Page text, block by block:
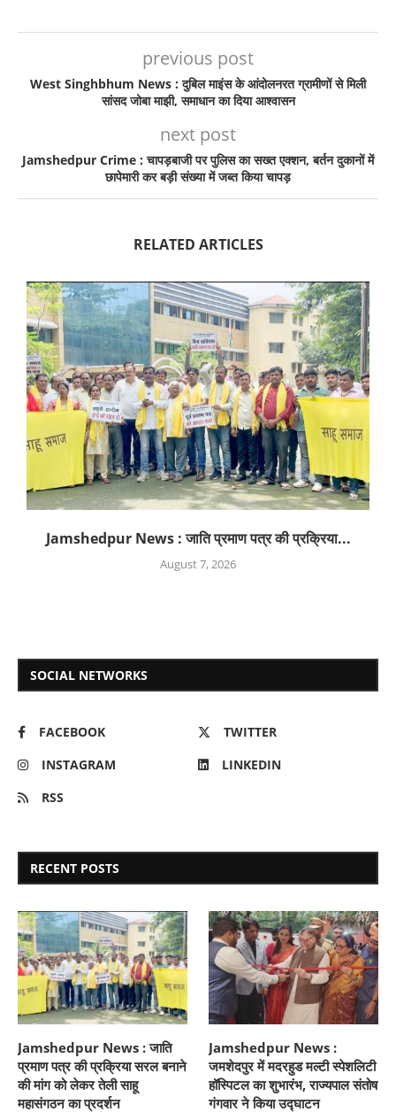
previous post
West Singhbhum News : दुबिल माइंस के आंदोलनरत ग्रामीणों से मिली
सांसद जोबा माझी, समाधान का दिया आश्वासन
next post
Jamshedpur Crime : चापड़बाजी पर पुलिस का सख्त एक्शन, बर्तन दुकानों में
छापेमारी कर बड़ी संख्या में जब्त किया चापड़
RELATED ARTICLES
Jamshedpur News : जाति प्रमाण पत्र की प्रक्रिया...
August 7, 2026
SOCIAL NETWORKS
FACEBOOK
TWITTER
INSTAGRAM
LINKEDIN
RSS
RECENT POSTS
Jamshedpur News : जाति
प्रमाण पत्र की प्रक्रिया सरल बनाने
की मांग को लेकर तेली साहू
महासंगठन का प्रदर्शन
Jamshedpur News :
जमशेदपुर में मदरहुड मल्टी स्पेशलिटी
हॉस्पिटल का शुभारंभ, राज्यपाल संतोष
गंगवार ने किया उद्घाटन